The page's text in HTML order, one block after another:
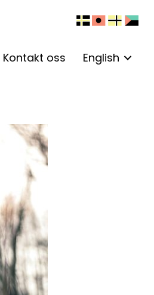
Kontakt oss English